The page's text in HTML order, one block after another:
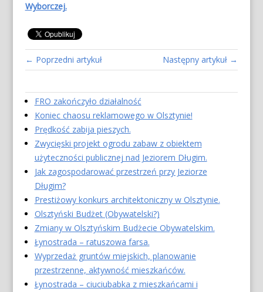
Wyborczej.
← Poprzedni artykuł Następny artykuł →
FRO zakończyło działalność
Koniec chaosu reklamowego w Olsztynie!
Prędkość zabija pieszych.
Zwycięski projekt ogrodu zabaw z obiektem
użyteczności publicznej nad Jeziorem Długim.
Jak zagospodarować przestrzeń przy Jeziorze
Długim?
Prestiżowy konkurs architektoniczny w Olsztynie.
Olsztyński Budżet (Obywatelski?)
Zmiany w Olsztyńskim Budżecie Obywatelskim.
Łynostrada – ratuszowa farsa.
Wyprzedaż gruntów miejskich, planowanie
przestrzenne, aktywność mieszkańców.
Łynostrada – ciuciubabka z mieszkańcami i